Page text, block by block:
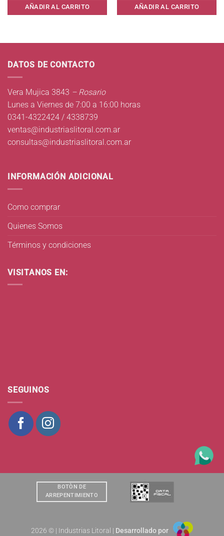
AÑADIR AL CARRITO AÑADIR AL CARRITO
DATOS DE CONTACTO
Vera Mujica 3843 – Rosario
Lunes a Viernes de 7:00 a 16:00 horas
0341-4322424 / 4338739
ventas@industriaslitoral.com.ar
consultas@industriaslitoral.com.ar
INFORMACIÓN ADICIONAL
Como comprar
Quienes Somos
Términos y condiciones
VISITANOS EN:
SEGUINOS
BOTÒN DE
ARREPENTIMIENTO
2026 © | Industrias Litoral | Desarrollado por